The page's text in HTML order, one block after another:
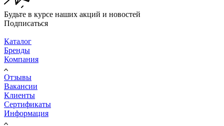
Будьте в курсе наших акций и новостей
Подписаться
Каталог
Бренды
Компания
Отзывы
Вакансии
Клиенты
Сертификаты
Информация